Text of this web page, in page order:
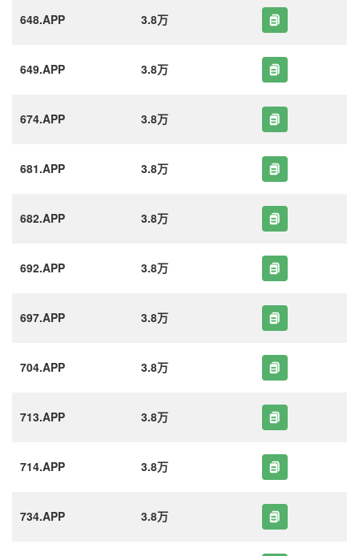
648.APP 3.8万
649.APP 3.8万
674.APP 3.8万
681.APP 3.8万
682.APP 3.8万
692.APP 3.8万
697.APP 3.8万
704.APP 3.8万
713.APP 3.8万
714.APP 3.8万
734.APP 3.8万